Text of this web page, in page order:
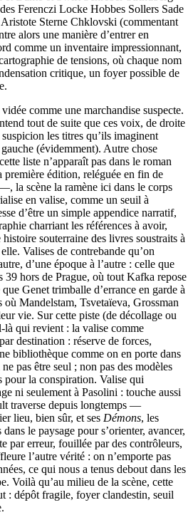
Ferenczi Locke Hobbes Sollers Sade
Sterne Chklovski (commentant
alors une manière d’entrer en
comme un inventaire impressionnant,
de tensions, où chaque nom
critique, un foyer possible de
comme une marchandise suspecte.
tout de suite que ces voix, de droite
les titres qu’ils imaginent
(évidemment). Autre chose
liste n’apparaît pas dans le roman
édition, reléguée en fin de
la scène la ramène ici dans le corps
en valise, comme un seuil à
d’être un simple appendice narratif,
charriant les références à avoir,
souterraine des livres soustraits à
Valises de contrebande qu’on
d’une époque à l’autre : celle que
hors de Prague, où tout Kafka repose
Genet trimballe d’errance en garde à
où Mandelstam, Tsvetaïeva, Grossman
vie. Sur cette piste (de décollage ou
là qui revient : la valise comme
destination : réserve de forces,
bibliothèque comme on en porte dans
pas être seul ; non pas des modèles
pour la conspiration. Valise qui
ni seulement à Pasolini : touche aussi
traverse depuis longtemps —
lieu, bien sûr, et ses Démons, les
le paysage pour s’orienter, avancer,
par erreur, fouillée par des contrôleurs,
l’autre vérité : on n’emporte pas
ce qui nous a tenus debout dans les
Voilà qu’au milieu de la scène, cette
: dépôt fragile, foyer clandestin, seuil